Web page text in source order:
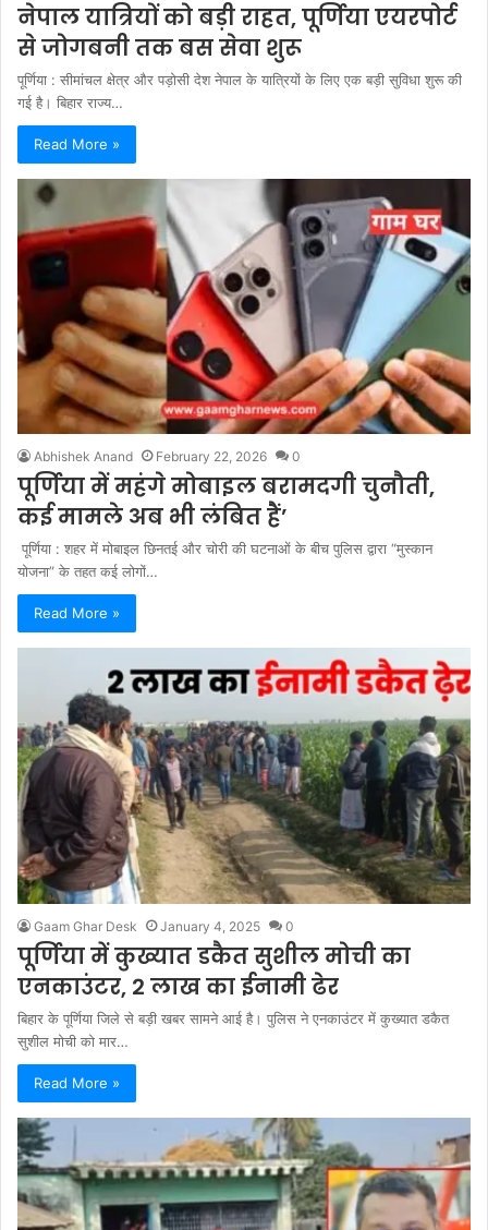
नेपाल यात्रियों को बड़ी राहत, पूर्णिया एयरपोर्ट
से जोगबनी तक बस सेवा शुरू
पूर्णिया : सीमांचल क्षेत्र और पड़ोसी देश नेपाल के यात्रियों के लिए एक बड़ी सुविधा शुरू की
गई है। बिहार राज्य…
Read More »
Abhishek Anand February 22, 2026 0
पूर्णिया में महंगे मोबाइल बरामदगी चुनौती,
कई मामले अब भी लंबित हैं’
पूर्णिया : शहर में मोबाइल छिनतई और चोरी की घटनाओं के बीच पुलिस द्वारा “मुस्कान
योजना” के तहत कई लोगों…
Read More »
Gaam Ghar Desk January 4, 2025 0
पूर्णिया में कुख्यात डकैत सुशील मोची का
एनकाउंटर, 2 लाख का ईनामी ढेर
बिहार के पूर्णिया जिले से बड़ी खबर सामने आई है। पुलिस ने एनकाउंटर में कुख्यात डकैत
सुशील मोची को मार…
Read More »